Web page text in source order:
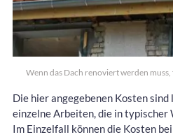
Wenn das Dach renoviert werden
Die hier angegebenen Kosten
einzelne Arbeiten, die in typischer
Im Einzelfall können die Kosten